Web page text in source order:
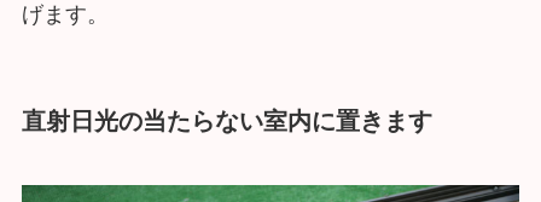
げます。
直射日光の当たらない室内に置きます